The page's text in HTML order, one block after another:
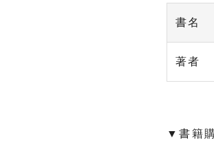
書名
著者
▼書籍